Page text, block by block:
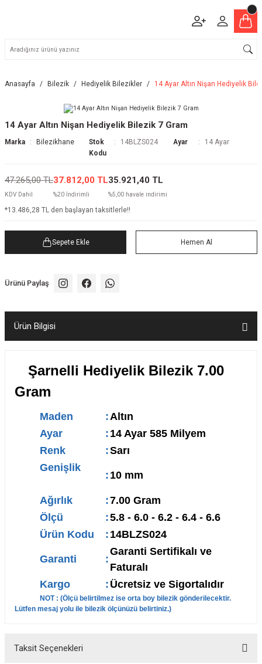
Anasayfa Bilezik Hediyelik Bilezikler 14 Ayar Altın Nişan Hediyelik
14 Ayar Altın Nişan Hediyelik Bilezik 7 Gram
Marka Bilezikhane
Stok
Kodu
14BLZS024 Ayar 14 Ayar
47.265,00 TL
KDV Dahil
37.812,00 TL
%20 İndirimli
35.921,40 TL
%5,00 havale indirimi
*13.486,28 TL den başlayan taksitlerle!!
Sepete Ekle Hemen Al
Ürünü Paylaş
Ürün Bilgisi
Şarnelli Hediyelik Bilezik 7.00
Gram
Maden :Altın
Ayar
: 14 Ayar 585 Milyem
Renk
:Sarı
Genişlik
: 10 mm
Ağırlık :7.00 Gram
Ölçü
:5.8 - 6.0 - 6.2 - 6.4 - 6.6
Ürün Kodu
: 14BLZS024
Garanti :
Garanti Sertifikalı ve
Faturalı
Kargo
: Ücretsiz ve Sigortalıdır
NOT : (Ölçü belirtilmez ise orta boy bilezik gönderilecektir.
Lütfen mesaj yolu ile bilezik ölçünüzü belirtiniz.)
Taksit Seçenekleri